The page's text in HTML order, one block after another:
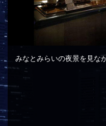
みなとみらいの夜景を見な